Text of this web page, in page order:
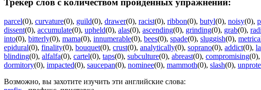
Трекер слов с количеством пройденных упражнений:
parcel(0), curvature(0), guild(0), drawer(0), racist(0), ribbon(0), butyl(0), noisy(0),
dissent(0), accumulate(0), upheld(0), alas(0), ascending(0), grinding(0), grab(0),
into(0), bitterly(0), mama(0), innumerable(0), bees(0), spade(0), sluggish(0),
epidural(0), finality(0), bouquet(0), crust(0), analytically(0), soprano(0), addict(0),
blinding(0), alfalfa(0), cartel(0), taps(0), subculture(0), abreast(0), compromising(0),
dormitory(0), impacted(0), saucepan(0), nominee(0), mammoth(0), slash(0),
Возможно, вы захотите изучить эти английские слова: